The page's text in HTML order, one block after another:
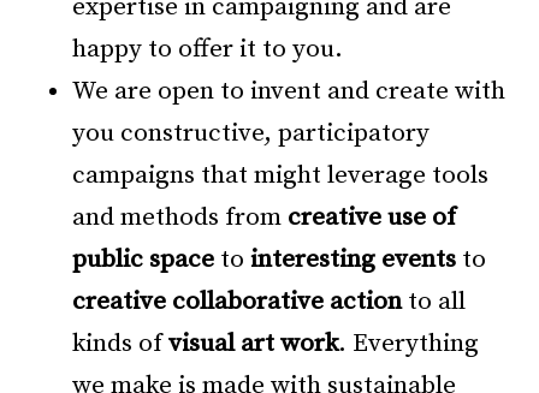
expertise in campaigning and are
happy to offer it to you.
We are open to invent and create with
you constructive, participatory
campaigns that might leverage tools
and methods from creative use of
public space to interesting events to
creative collaborative actionto all
kinds ofvisual art work. Everything
we make is made with sustainable